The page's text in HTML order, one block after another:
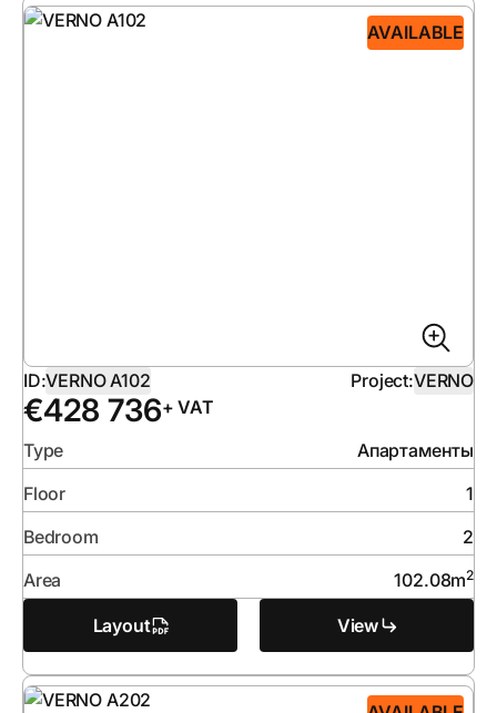
AVAILABLE
ID:VERNO A102 Project:VERNO
€428 736+ VAT
Type
Апартаменты
Floor
1
Bedroom
2
Area
102.08m2
Layout View